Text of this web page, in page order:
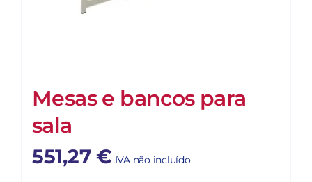
Mesas e bancos para
sala
551,27€ IVA não incluído